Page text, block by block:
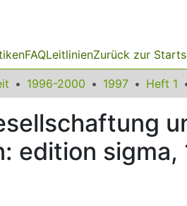
FAQLeitlinienZurück zur
1996-2000 1997 Heft 1
edition